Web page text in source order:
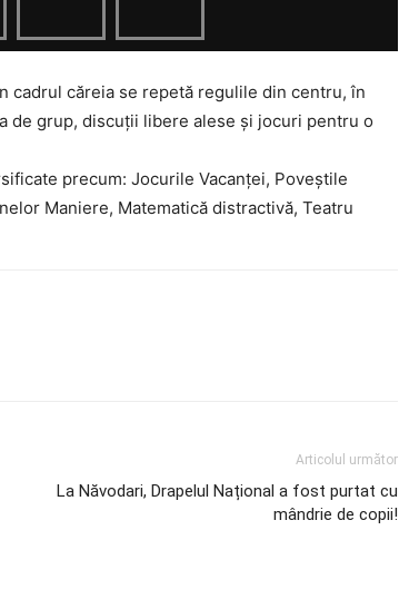
căreia se repetă regulile din centru, în
de grup, discuții libere alese și jocuri pentru o
precum: Jocurile Vacanței, Poveștile
Maniere, Matematică distractivă, Teatru
Articolul următor
La Năvodari, Drapelul Național a fost purtat cu
mândrie de copii!